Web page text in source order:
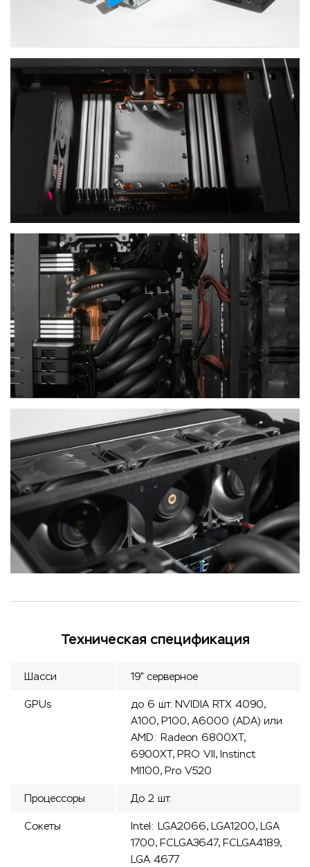
Техническая спецификация
Шасси 19" серверное
GPUs
до 6 шт. NVIDIA RTX 4090,
A100, Р100, A6000 (ADA) или
AMD: Radeon 6800XT,
6900XT, PRO VII, Instinct
MI100, Pro V520
Процессоры До 2 шт.
Сокеты
Intel: LGA2066, LGA1200, LGA
1700, FCLGA3647, FCLGA4189,
LGA 4677